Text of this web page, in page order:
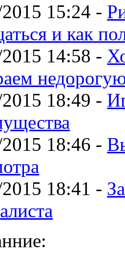
15:24 -
и как
14:58 -
18:49 -
18:46 -
18:41 -